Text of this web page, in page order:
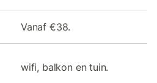
Vanaf €38.
wifi, balkon en tuin.